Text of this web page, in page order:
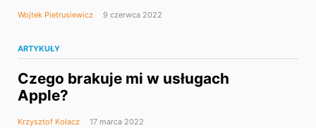
Wojtek Pietrusiewicz 9 czerwca 2022
ARTYKUŁY
Czego brakuje mi w usługach
Apple?
Krzysztof Kołacz 17 marca 2022